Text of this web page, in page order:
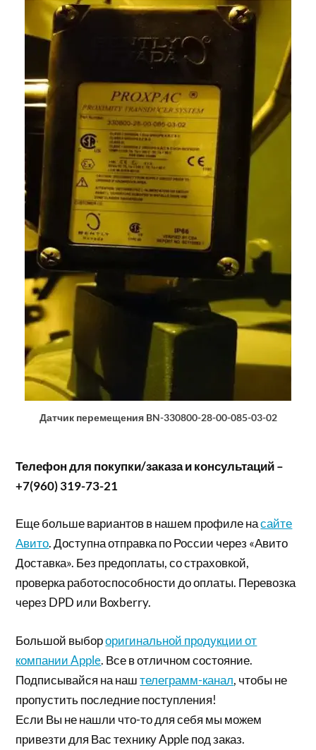
Датчик перемещения BN-330800-28-00-085-03-02
Телефон для покупки/заказа и консультаций –
+7(960) 319-73-21
Еще больше вариантов в нашем профиле насайте
Авито. Доступна отправка по России через «Авито
Доставка». Без предоплаты, со страховкой,
проверка работоспособности до оплаты. Перевозка
через DPD или Boxberry.
Большой выбороригинальной продукции от
компании Apple. Все в отличном состояние.
Подписывайся на наштелеграмм-канал, чтобы не
пропустить последние поступления!
Если Вы не нашли что-то для себя мы можем
привезти для Вас технику Apple под заказ.